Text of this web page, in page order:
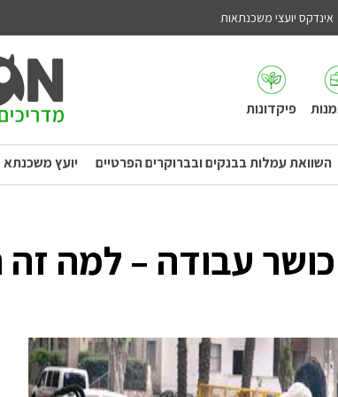
אינדקס יועצי משכנתאות
פיקדונות
השוואת עמלות בבנקים ובברוקרים הפרטיים יועץ
כושר עבודה – למה